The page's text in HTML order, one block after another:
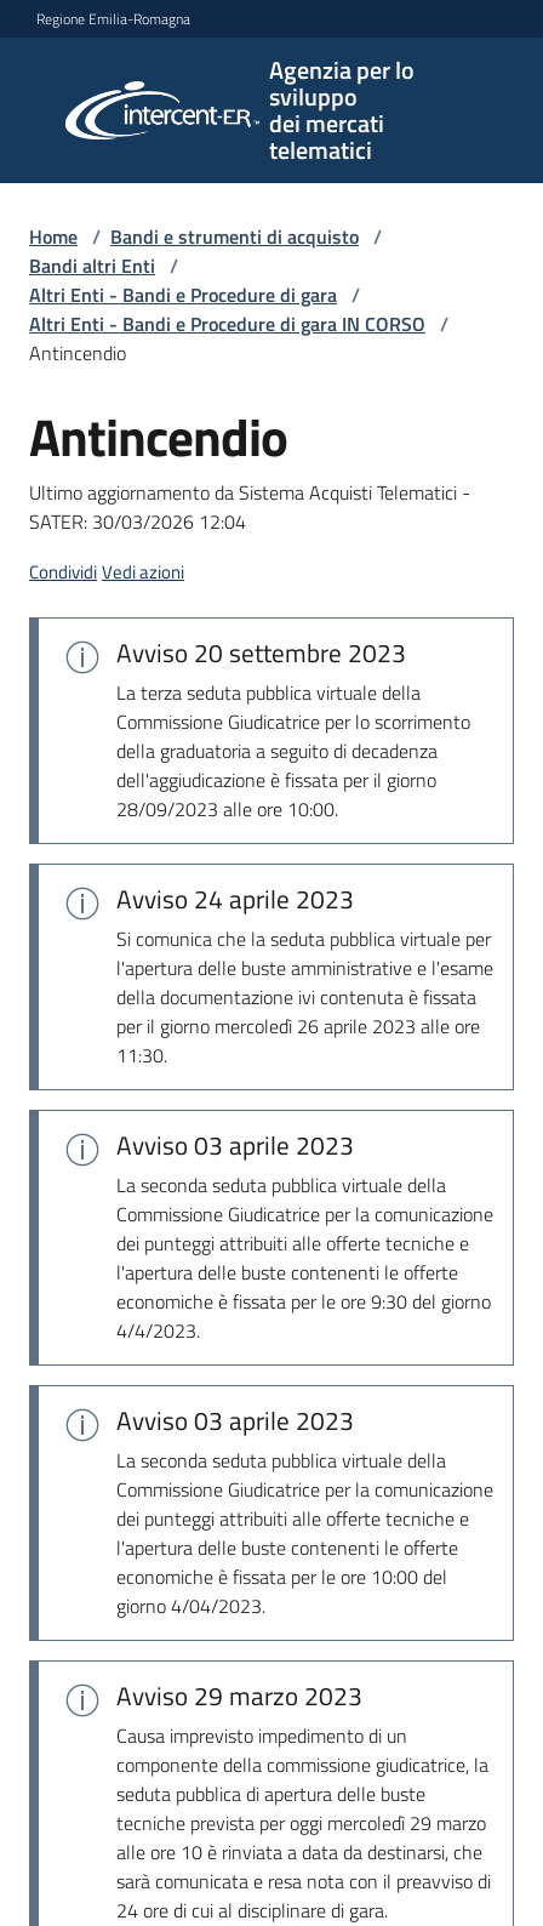
Vai al contenuto
Vai alla navigazione
Vai al footer
Regione Emilia-Romagna
Agenzia per lo
sviluppo
dei mercati
telematici
per lo
sviluppo
telematici
L'Agenzia
Bandi
strumenti
di
acquisto
Supporto
Piattaforme
telematiche
Seguici
Home / Bandi e strumenti di acquisto /
Bandi altri Enti /
Altri Enti - Bandi e Procedure di gara /
Altri Enti - Bandi e Procedure di gara IN CORSO /
Antincendio
Salta al contenuto
Antincendio
Ultimo aggiornamento da Sistema Acquisti Telematici -
SATER: 30/03/2026 12:04
CondividiVedi azioni
Avviso 20 settembre 2023
La terza seduta pubblica virtuale della
Commissione Giudicatrice per lo scorrimento
della graduatoria a seguito di decadenza
dell'aggiudicazione è fissata per il giorno
28/09/2023 alle ore 10:00.
Avviso 24 aprile 2023
Si comunica che la seduta pubblica virtuale per
l'apertura delle buste amministrative e l'esame
della documentazione ivi contenuta è fissata
per il giorno mercoledì 26 aprile 2023 alle ore
11:30.
Avviso03 aprile 2023
La seconda seduta pubblica virtuale della
Commissione Giudicatrice per la comunicazione
dei punteggi attribuiti alle offerte tecniche e
l'apertura delle buste contenenti le offerte
economiche è fissata per le ore 9:30 del giorno
4/4/2023.
Avviso03 aprile 2023
La seconda seduta pubblica virtuale della
Commissione Giudicatrice per la comunicazione
dei punteggi attribuiti alle offerte tecniche e
l'apertura delle buste contenenti le offerte
economiche è fissata per le ore 10:00 del
giorno 4/04/2023.
Avviso 29 marzo 2023
Causa imprevisto impedimento di un
componente della commissione giudicatrice, la
seduta pubblica di apertura delle buste
tecniche prevista per oggi mercoledì 29 marzo
alle ore 10 è rinviata a data da destinarsi, che
sarà comunicata e resa nota con il preavviso di
24 ore di cui al disciplinare di gara.